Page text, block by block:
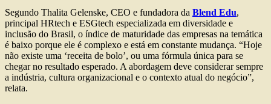
Segundo Thalita Gelenske, CEO e fundadora da Blend Edu,
principal HRtech e ESGtech especializada em diversidade e
inclusão do Brasil, o índice de maturidade das empresas na temática
é baixo porque ele é complexo e está em constante mudança. “Hoje
não existe uma ‘receita de bolo’, ou uma fórmula única para se
chegar no resultado esperado. A abordagem deve considerar sempre
a indústria, cultura organizacional e o contexto atual do negócio”,
relata.